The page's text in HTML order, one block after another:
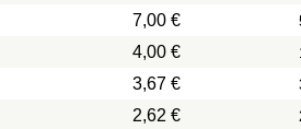
7,00 €
4,00 €
3,67 €
2,62 €